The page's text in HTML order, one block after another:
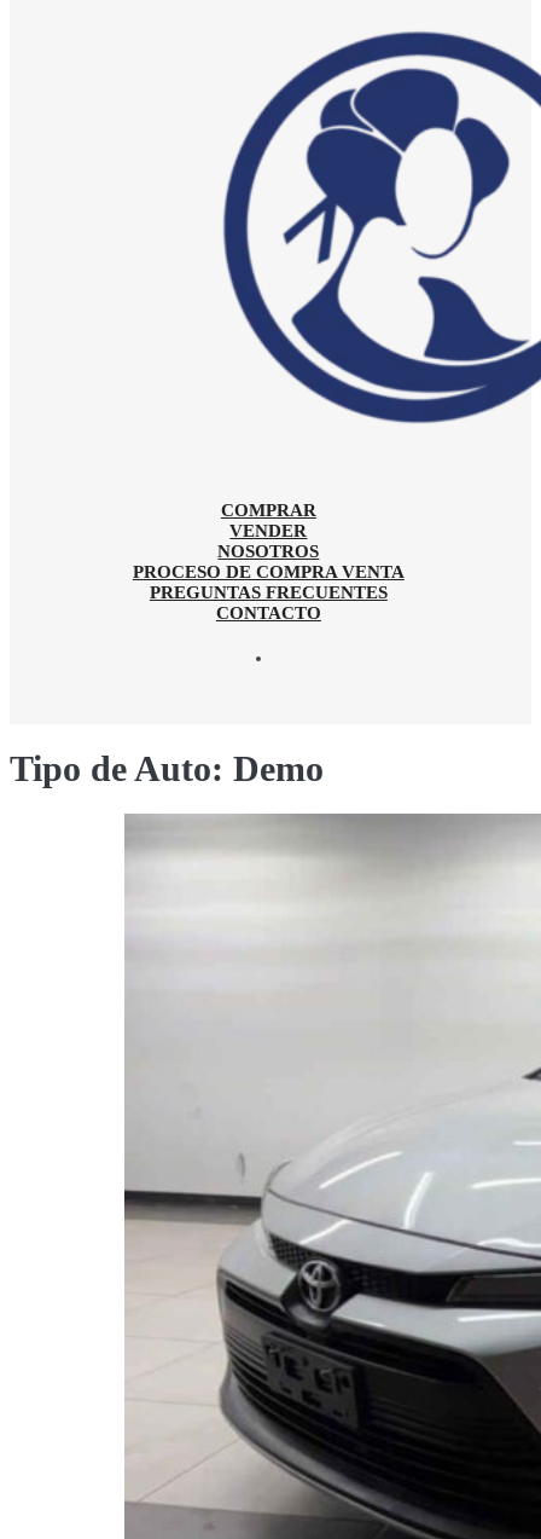
COMPRAR
VENDER
NOSOTROS
PROCESO DE COMPRA VENTA
PREGUNTAS FRECUENTES
CONTACTO
Tipo de Auto: Demo